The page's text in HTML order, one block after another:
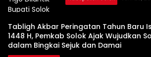
Tabligh Akbar Peringatan Tahun Baru
1448 H, Pemkab Solok Ajak Wujudkan
dalam Bingkai Sejuk dan Damai